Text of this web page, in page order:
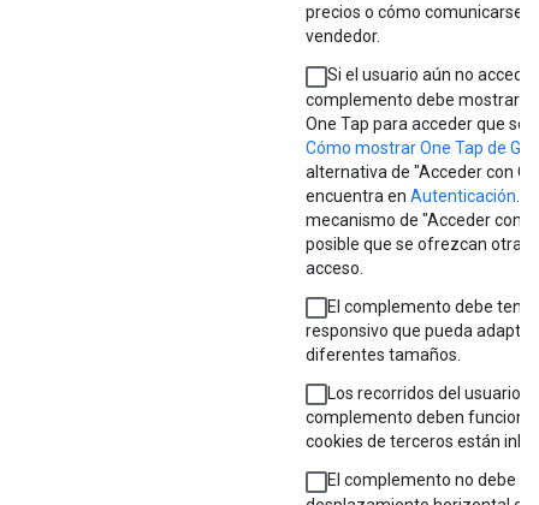
precios o cómo comunicarse
vendedor.
Si el usuario aún no
complemento debe mostrar
One Tap para acceder que se
Cómo mostrar One Tap de
alternativa de "Acceder con
encuentra en Autenticación
mecanismo de "Acceder con
posible que se ofrezcan otras
acceso.
El complemento debe
responsivo que pueda
diferentes tamaños.
Los recorridos del usuario
complemento deben
cookies de terceros están
El complemento no debe